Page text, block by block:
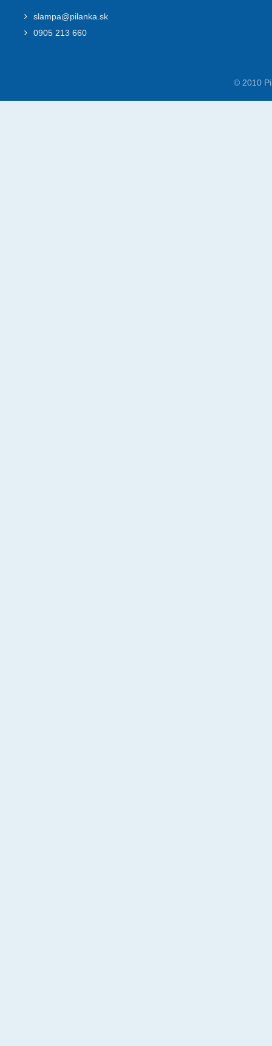
slampa@pilanka.sk
0905 213 660
© 2010